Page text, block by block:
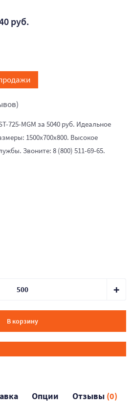
руб.
725-MGM за 5040 руб. Идеальное
1500х700х800. Высокое
Звоните: 8 (800) 511-69-65.
В корзину
Опции Отзывы (0)